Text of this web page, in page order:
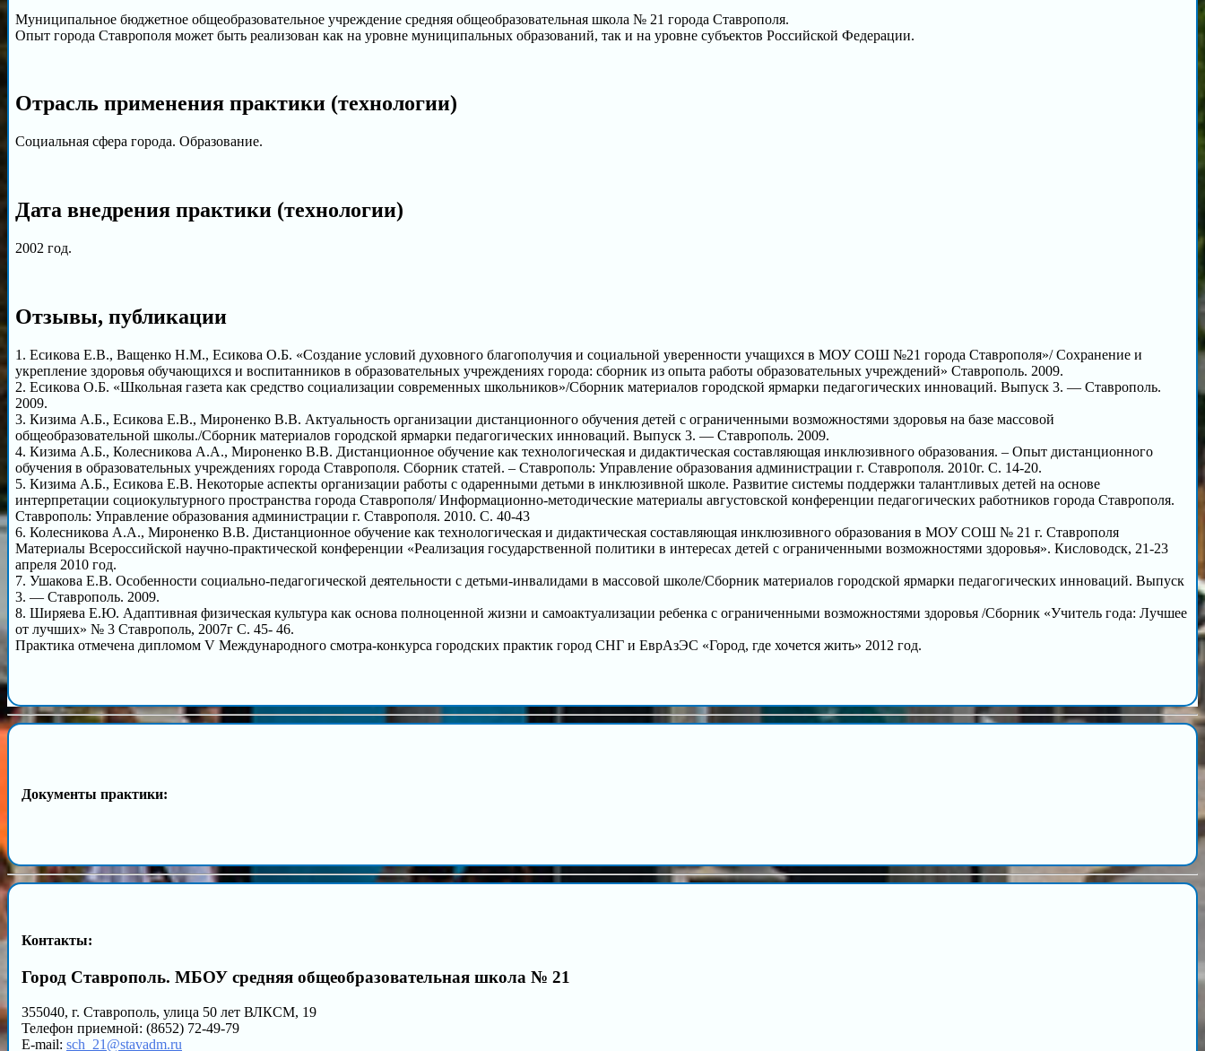
Муниципальное бюджетное общеобразовательное учреждение средняя общеобразовательная школа № 21 города Ставрополя.
Опыт города Ставрополя может быть реализован как на уровне муниципальных образований, так и на уровне субъектов Российской Федерации.
Отрасль применения практики (технологии)
Социальная сфера города. Образование.
Дата внедрения практики (технологии)
2002 год.
Отзывы, публикации
1. Есикова Е.В., Ващенко Н.М., Есикова О.Б. «Создание условий духовного благополучия и социальной уверенности учащихся в МОУ СОШ №21 города Ставрополя»/ Сохранение и
укрепление здоровья обучающихся и воспитанников в образовательных учреждениях города: сборник из опыта работы образовательных учреждений» Ставрополь. 2009.
2. Есикова О.Б. «Школьная газета как средство социализации современных школьников»/Сборник материалов городской ярмарки педагогических инноваций. Выпуск 3. — Ставрополь.
2009.
3. Кизима А.Б., Есикова Е.В., Мироненко В.В. Актуальность организации дистанционного обучения детей с ограниченными возможностями здоровья на базе массовой
общеобразовательной школы./Сборник материалов городской ярмарки педагогических инноваций. Выпуск 3. — Ставрополь. 2009.
4. Кизима А.Б., Колесникова А.А., Мироненко В.В. Дистанционное обучение как технологическая и дидактическая составляющая инклюзивного образования. – Опыт дистанционного
обучения в образовательных учреждениях города Ставрополя. Сборник статей. – Ставрополь: Управление образования администрации г. Ставрополя. 2010г. С. 14-20.
5. Кизима А.Б., Есикова Е.В. Некоторые аспекты организации работы с одаренными детьми в инклюзивной школе. Развитие системы поддержки талантливых детей на основе
интерпретации социокультурного пространства города Ставрополя/ Информационно-методические материалы августовской конференции педагогических работников города Ставрополя.
Ставрополь: Управление образования администрации г. Ставрополя. 2010. С. 40-43
6. Колесникова А.А., Мироненко В.В. Дистанционное обучение как технологическая и дидактическая составляющая инклюзивного образования в МОУ СОШ № 21 г. Ставрополя
Материалы Всероссийской научно-практической конференции «Реализация государственной политики в интересах детей с ограниченными возможностями здоровья». Кисловодск, 21-23
апреля 2010 год.
7. Ушакова Е.В. Особенности социально-педагогической деятельности с детьми-инвалидами в массовой школе/Сборник материалов городской ярмарки педагогических инноваций. Выпуск
3. — Ставрополь. 2009.
8. Ширяева Е.Ю. Адаптивная физическая культура как основа полноценной жизни и самоактуализации ребенка с ограниченными возможностями здоровья /Сборник «Учитель года: Лучшее
от лучших» № 3 Ставрополь, 2007г С. 45- 46.
Практика отмечена дипломом V Международного смотра-конкурса городских практик город СНГ и ЕврАзЭС «Город, где хочется жить» 2012 год.
Документы практики:
Контакты:
Город Ставрополь. МБОУ средняя общеобразовательная школа № 21
355040, г. Ставрополь, улица 50 лет ВЛКСМ, 19
Телефон приемной: (8652) 72-49-79
E-mail: sch_21@stavadm.ru